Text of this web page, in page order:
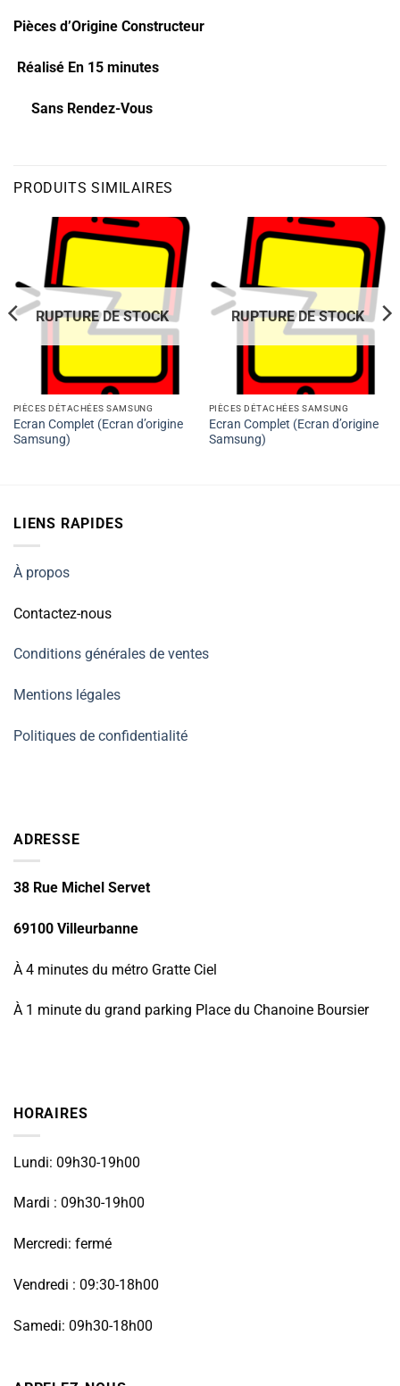
Pièces d’Origine Constructeur
Réalisé En 15 minutes
Sans Rendez-Vous
PRODUITS SIMILAIRES
RUPTURE DE STOCK
PIÈCES DÉTACHÉES SAMSUNG
Ecran Complet (Ecran d’origine
Samsung)
RUPTURE DE STOCK
PIÈCES DÉTACHÉES SAMSUNG
Ecran Complet (Ecran d’origine
Samsung)
LIENS RAPIDES
À propos
Contactez-nous
Conditions générales de ventes
Mentions légales
Politiques de confidentialité
ADRESSE
38 Rue Michel Servet
69100 Villeurbanne
À 4 minutes du métro Gratte Ciel
À 1 minute du grand parking Place du Chanoine Boursier
HORAIRES
Lundi: 09h30-19h00
Mardi : 09h30-19h00
Mercredi: fermé
Vendredi : 09:30-18h00
Samedi: 09h30-18h00